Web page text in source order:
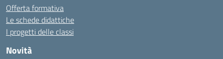
Offerta formativa
Le schede didattiche
I progetti delle classi
Novità